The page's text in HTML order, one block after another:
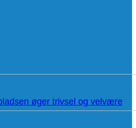
øger trivsel og velvære